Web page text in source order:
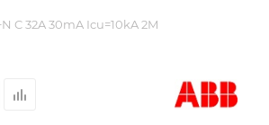
C 32A 30mA Icu=10kA 2M